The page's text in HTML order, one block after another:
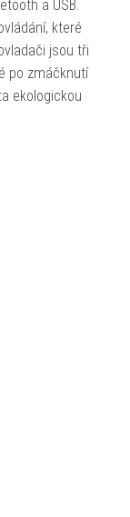
a USB.
které
jsou tři
po zmáčknutí
ekologickou